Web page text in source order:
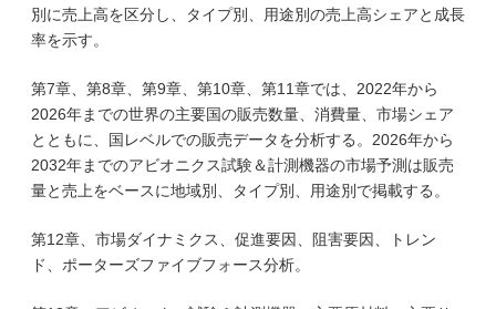
別に売上高を区分し、タイプ別、用途別の売上高シェアと成長
率を示す。
第7章、第8章、第9章、第10章、第11章では、2022年から
2026年までの世界の主要国の販売数量、消費量、市場シェア
とともに、国レベルでの販売データを分析する。2026年から
2032年までのアビオニクス試験＆計測機器の市場予測は販売
量と売上をベースに地域別、タイプ別、用途別で掲載する。
第12章、市場ダイナミクス、促進要因、阻害要因、トレン
ド、ポーターズファイブフォース分析。